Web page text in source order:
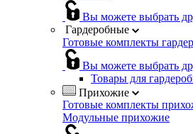
Вы можете выбрать
Гардеробные
Готовые комплекты
Вы можете выбрать
Товары для
Прихожие
Готовые комплекты
Модульные прихожие